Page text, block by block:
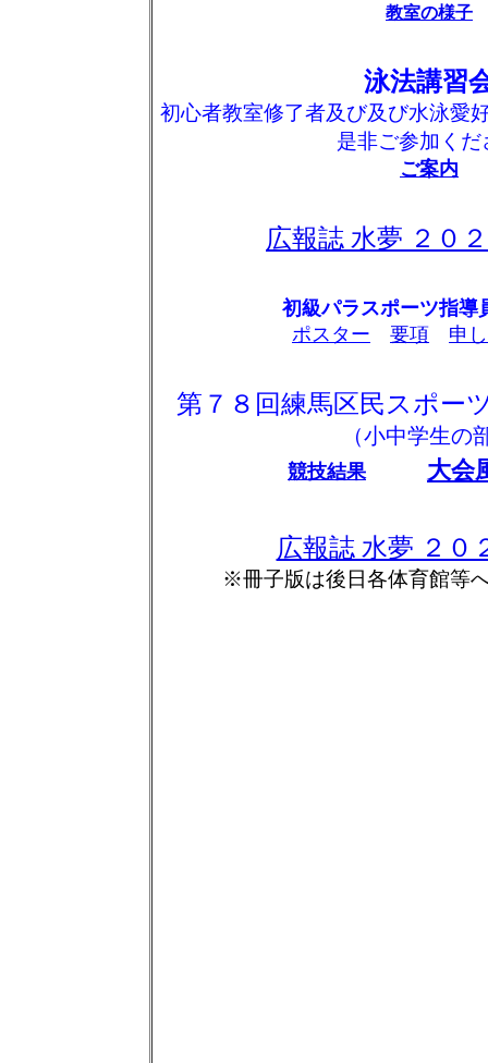
教室の様子
泳法講習
初心者教室修了者及び及び水泳愛
是非ご参加くだ
ご案内
広報誌 水夢 ２０
初級パラスポーツ指導
ポスター
要項 申
第７８回練馬区民スポー
（小中学生の
競技結果 大会
広報誌 水夢 ２０
※冊子版は後日各体育館等